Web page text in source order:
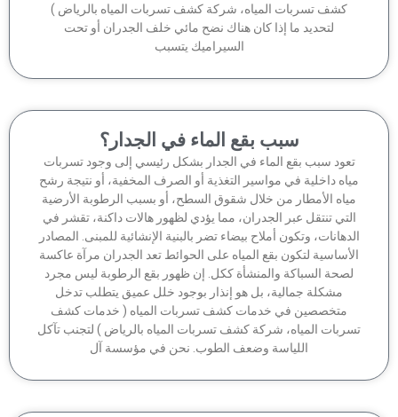
كشف تسربات المياه، شركة كشف تسربات المياه بالرياض )
لتحديد ما إذا كان هناك نضح مائي خلف الجدران أو تحت
السيراميك يتسبب
سبب بقع الماء في الجدار؟
سبب بقع الماء في الجدار بشكل رئيسي إلى وجود تسربات
داخلية في مواسير التغذية أو الصرف المخفية، أو نتيجة رشح
الأمطار من خلال شقوق السطح، أو بسبب الرطوبة الأرضية
تنتقل عبر الجدران، مما يؤدي لظهور هالات داكنة، تقشر في
وتكون أملاح بيضاء تضر بالبنية الإنشائية للمبنى. المصادر
لتكون بقع المياه على الحوائط تعد الجدران مرآة عاكسة
لصحة السباكة والمنشأة ككل. إن ظهور بقع الرطوبة ليس مجرد
مشكلة جمالية، بل هو إنذار بوجود خلل عميق يتطلب تدخل
متخصصين في خدمات كشف تسربات المياه ( خدمات كشف
المياه، شركة كشف تسربات المياه بالرياض ) لتجنب تآكل
اللياسة وضعف الطوب. نحن في مؤسسة آل